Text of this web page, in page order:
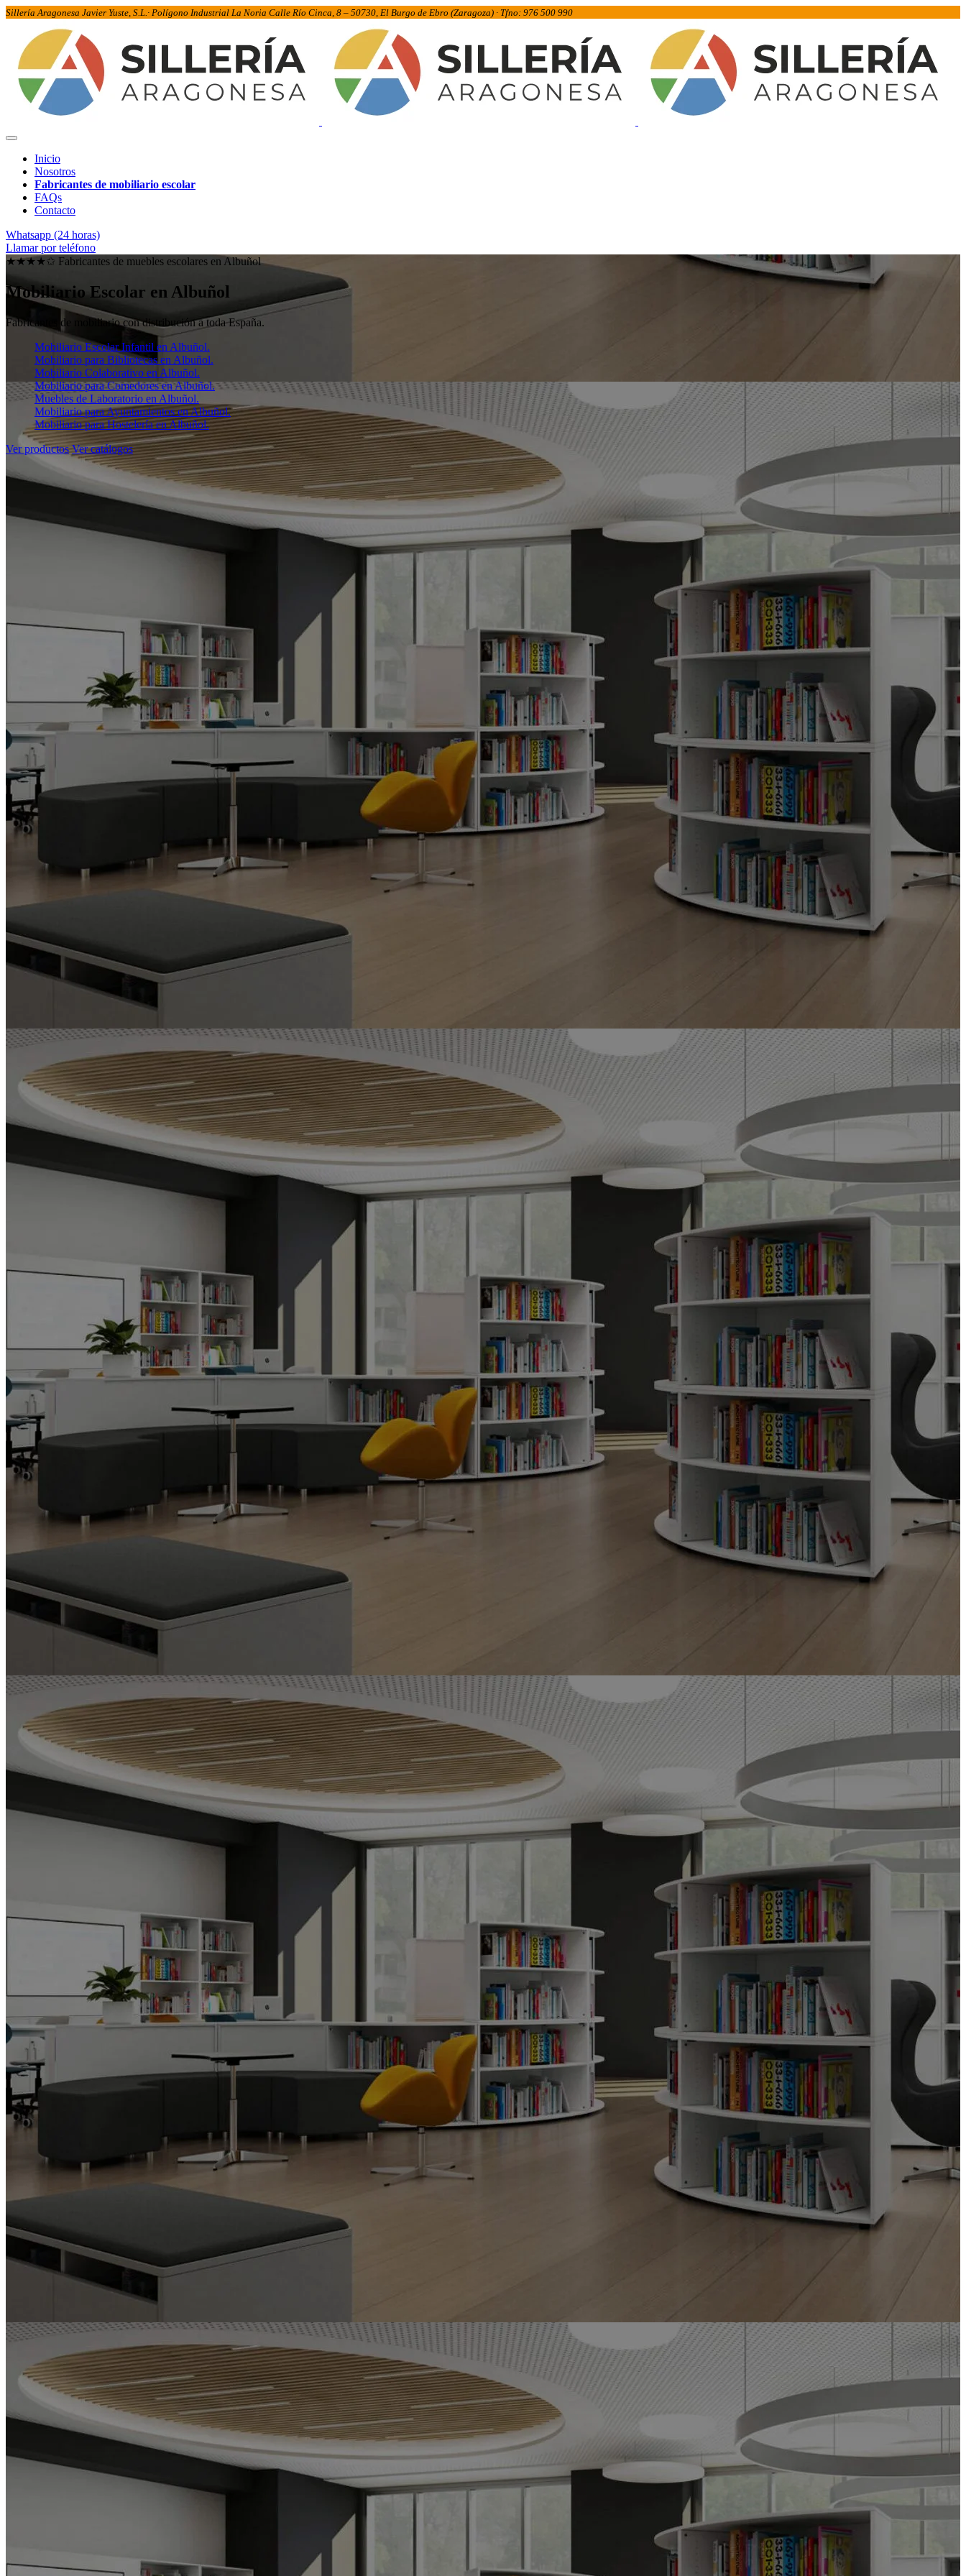
Sillería Aragonesa Javier Yuste, S.L.· Polígono Industrial La Noria Calle Río Cinca, 8 – 50730, El Burgo de Ebro (Zaragoza) · Tfno: 976 500 990
Inicio
Nosotros
Fabricantes de mobiliario escolar
FAQs
Contacto
Whatsapp (24 horas)
Llamar por teléfono
★★★★✩ Fabricantes de muebles escolares en Albuñol
Mobiliario Escolar en Albuñol
Fabricantes de mobiliario con distribución a toda España.
Mobiliario Escolar Infantil en Albuñol.
Mobiliario para Bibliotecas en Albuñol.
Mobiliario Colaborativo en Albuñol.
Mobiliario para Comedores en Albuñol.
Muebles de Laboratorio en Albuñol.
Mobiliario para Ayuntamientos en Albuñol.
Mobiliario para Hostelería en Albuñol.
Ver productos Ver catálogos